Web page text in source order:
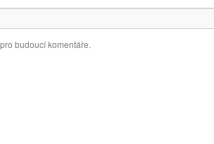
budoucí komentáře.